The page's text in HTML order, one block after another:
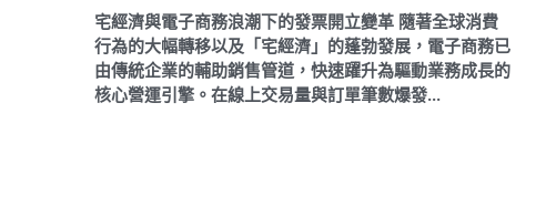
宅經濟與電子商務浪潮下的發票開立變革 隨著全球消費
行為的大幅轉移以及「宅經濟」的蓬勃發展，電子商務已
由傳統企業的輔助銷售管道，快速躍升為驅動業務成長的
核心營運引擎。在線上交易量與訂單筆數爆發...